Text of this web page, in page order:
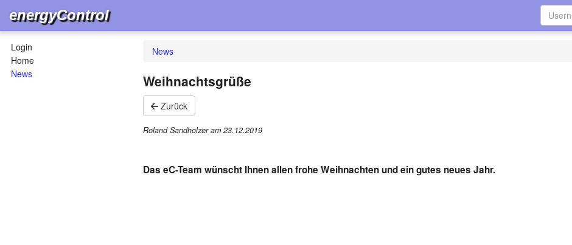
energyControl
Login
Home
News
News
Weihnachtsgrüße
Zurück
Roland Sandholzer am 23.12.2019
Das eC-Team wünscht Ihnen allen frohe Weihnachten und ein gutes neues Jahr.